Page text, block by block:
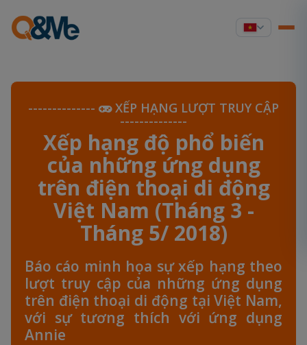
-------------- XẾP HẠNG LƯỢT TRUY CẬP
--------------
Xếp hạng độ phổ biến
của những ứng dụng
trên điện thoại di động
Việt Nam (Tháng 3 -
Tháng 5/ 2018)
Báo cáo minh họa sự xếp hạng theo
lượt truy cập của những ứng dụng
trên điện thoại di động tại Việt Nam,
với sự tương thích với ứng dụng
Annie